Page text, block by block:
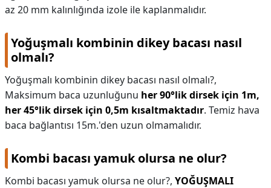
az 20 mm kalınlığında izole ile kaplanmalıdır.
Yoğuşmalı kombinin dikey bacası nasıl
olmalı?
Yoğuşmalı kombinin dikey bacası nasıl olmalı?,
Maksimum baca uzunluğunu her 90°lik dirsek için 1m,
her 45°lik dirsek için 0,5m kısaltmaktadır. Temiz hava
baca bağlantısı 15m.'den uzun olmamalıdır.
Kombi bacası yamuk olursa ne olur?
Kombi bacası yamuk olursa ne olur?, YOĞUŞMALI